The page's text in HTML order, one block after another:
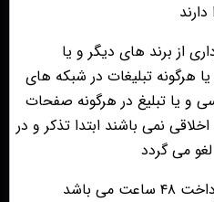
از برند های دیگر و یا
هرگونه تبلیغات در شبکه های
و یا تبلیغ در هرگونه صفحات
نمی باشند ابتدا تذکر و در
می گردد
باشد